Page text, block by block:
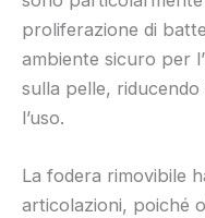
proliferazione di
ambiente sicuro per
sulla pelle,
l’uso.
La fodera rimovibile
articolazioni, poiché